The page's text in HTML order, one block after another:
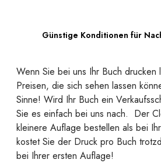
Günstige Konditionen für
Wenn Sie bei uns Ihr Buch drucken
Preisen, die sich sehen lassen
Sinne! Wird Ihr Buch ein
Sie es einfach bei uns nach. Der
kleinere Auflage bestellen als bei
kostet Sie der Druck pro Buch
bei Ihrer ersten Auflage!